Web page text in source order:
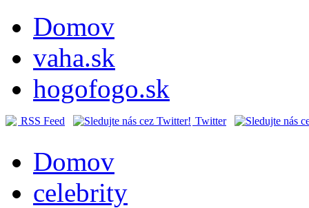
Domov
vaha.sk
hogofogo.sk
RSS Feed Twitter
Domov
celebrity